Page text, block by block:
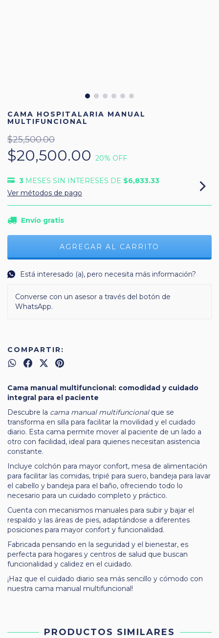
CAMA HOSPITALARIA MANUAL
MULTIFUNCIONAL
$25,500.00
$20,500.00 20% OFF
3 MESES SIN INTERESES DE $6,833.33
Ver métodos de pago
Envío gratis
Está interesado (a), pero necesita más información?
Converse con un asesor a través del botón de
WhatsApp.
COMPARTIR:
Cama manual multifuncional: comodidad y cuidado
integral para el paciente
Descubre la cama manual multifuncionalque se
transforma en silla para facilitar la movilidad y el cuidado
diario. Esta cama permite mover al paciente de un lado a
otro con facilidad, ideal para quienes necesitan asistencia
constante.
Incluye colchón para mayor confort, mesa de alimentación
para facilitar las comidas, tripié para suero, bandeja para lavar
el cabello y bandeja para el baño, ofreciendo todo lo
necesario para un cuidado completo y práctico.
Cuenta con mecanismos manuales para subir y bajar el
respaldo y las áreas de pies, adaptándose a diferentes
posiciones para mayor confort y funcionalidad.
Fabricada pensando en la seguridad y el bienestar, es
perfecta para hogares y centros de salud que buscan
funcionalidad y calidez en el cuidado.
¡Haz que el cuidado diario sea más sencillo y cómodo con
nuestra cama manual multifuncional!
PRODUCTOS SIMILARES